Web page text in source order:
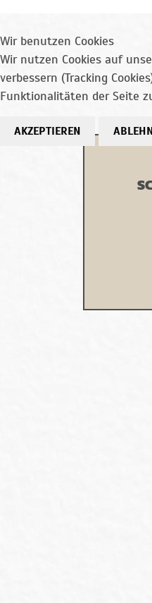
Wir benutzen Cookies
Wir nutzen Cookies auf
verbessern (Tracking
Funktionalitäten der Seite
AKZEPTIEREN